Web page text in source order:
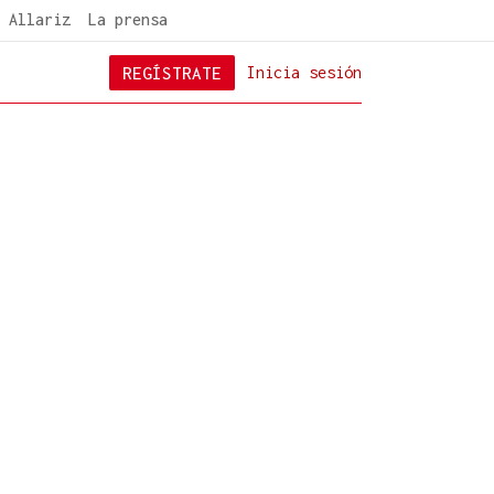
Allariz La prensa
Inicia sesión
REGÍSTRATE